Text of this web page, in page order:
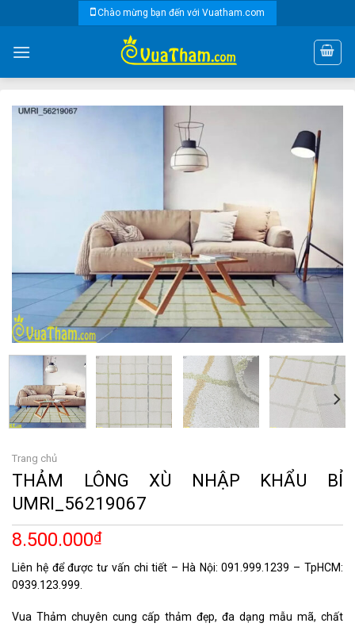
content
Chào mừng bạn đến với Vuatham.com
Trang chủ
THẢM LÔNG XÙ NHẬP KHẨU BỈ
UMRI_56219067
8.500.000₫
Liên hệ để được tư vấn chi tiết – Hà Nội: 091.999.1239 – TpHCM:
0939.123.999.
Vua Thảm chuyên cung cấp thảm đẹp, đa dạng mẫu mã, chất